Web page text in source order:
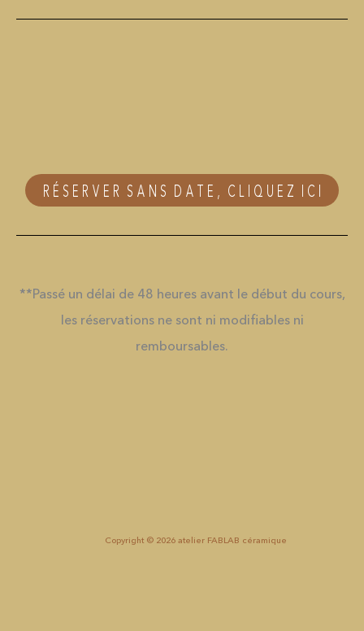
RÉSERVER SANS DATE, CLIQUEZ ICI
**Passé un délai de 48 heures avant le début du cours,
les réservations ne sont ni modifiables ni
remboursables.
Copyright © 2026 atelier FABLAB céramique